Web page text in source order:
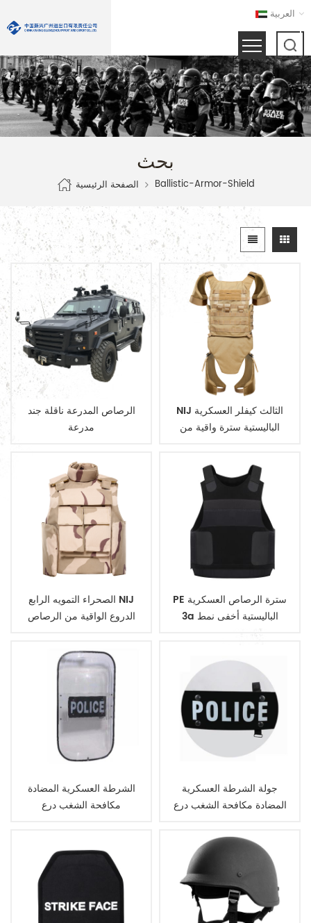
العربية
بحث
الصفحة الرئيسية Ballistic-Armor-Shield
الرصاص المدرعة ناقلة جند
مدرعة
NIJ الثالث كيفلر العسكرية
الباليستية سترة واقية من
الصحراء التمويه الرابع NIJ
الدروع الواقية من الرصاص
PE سترة الرصاص العسكرية
3a الباليستية أخفى نمط
الشرطة العسكرية المضادة
مكافحة الشغب درع
جولة الشرطة العسكرية
المضادة مكافحة الشغب درع